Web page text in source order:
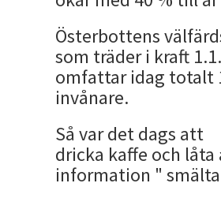
Österbottens
som träder i kraft
omfattar idag totalt
invånare.
Så var det dags att
dricka kaffe och låta
information "